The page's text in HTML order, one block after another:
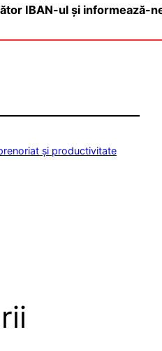
IBAN-ul și informează-
şi productivitate